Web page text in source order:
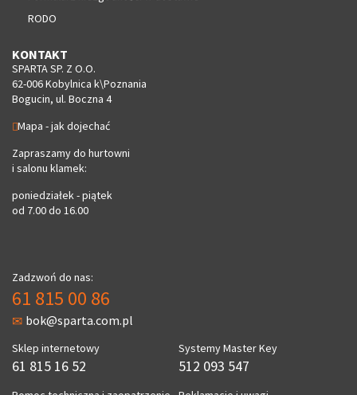
RODO
KONTAKT
SPARTA SP. Z O.O.
62-006 Kobylnica k\Poznania
Bogucin, ul. Boczna 4
Mapa - jak dojechać
Zapraszamy do hurtowni
i salonu klamek:
poniedziałek - piątek
od 7.00 do 16.00
Zadzwoń do nas:
61 815 00 86
bok@sparta.com.pl
Sklep internetowy
61 815 16 52
Systemy Master Key
512 093 547